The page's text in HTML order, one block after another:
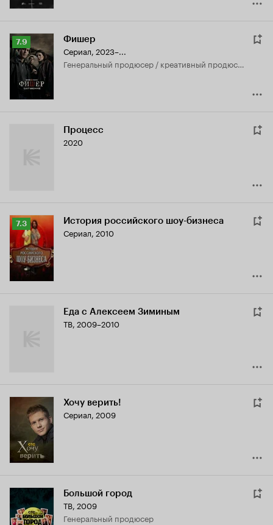
Рейтинг
Кинопоиска
7.9
7.9 Фишер
Сериал, 2023–...
генеральный продюсер / креативный продюсер
Процесс
2020
Рейтинг
Кинопоиска
7.3
7.3 История российского шоу-бизнеса
Сериал, 2010
Еда с Алексеем Зиминым
ТВ, 2009–2010
Хочу верить!
Сериал, 2009
Большой город
ТВ, 2009
генеральный продюсер